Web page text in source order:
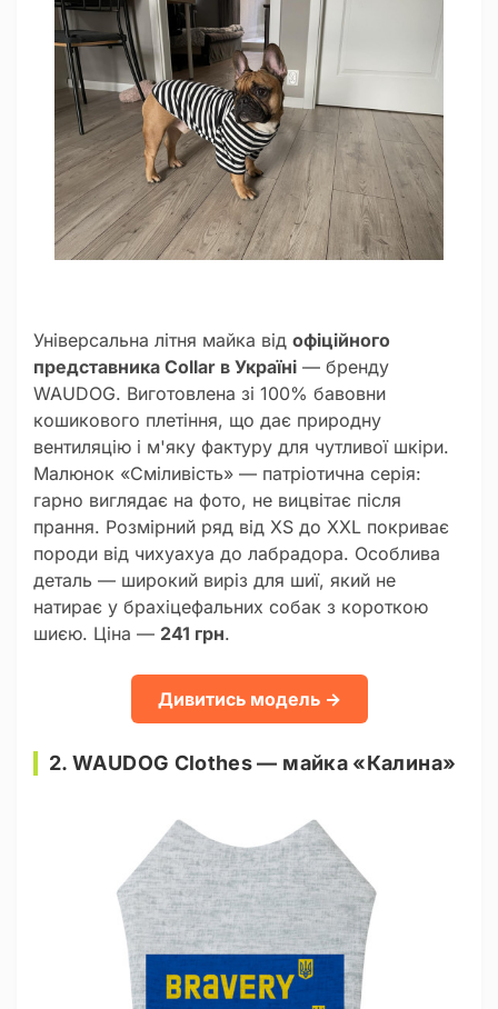
Універсальна літня майка від офіційного
представника Collar в Україні — бренду
WAUDOG. Виготовлена зі 100% бавовни
кошикового плетіння, що дає природну
вентиляцію і м'яку фактуру для чутливої шкіри.
Малюнок «Сміливість» — патріотична серія:
гарно виглядає на фото, не вицвітає після
прання. Розмірний ряд від XS до XXL покриває
породи від чихуахуа до лабрадора. Особлива
деталь — широкий виріз для шиї, який не
натирає у брахіцефальних собак з короткою
шиєю. Ціна — 241 грн.
Дивитись модель →
2. WAUDOG Clothes — майка «Калина»